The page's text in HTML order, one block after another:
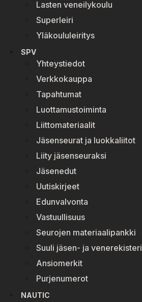
Lasten veneilykoulu
Superleiri
Yläkoululeiritys
SPV
Yhteystiedot
Verkkokauppa
Tapahtumat
Luottamustoiminta
Liittomateriaalit
Jäsenseurat ja luokkaliitot
Liity jäsenseuraksi
Jäsenedut
Uutiskirjeet
Edunvalvonta
Vastuullisuus
Seurojen materiaalipankki
Suuli jäsen- ja venerekisteri
Ansiomerkit
Purjenumerot
NAUTIC